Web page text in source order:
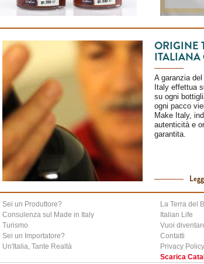
ORIGINE
ITALIANA
A garanzia
Italy effettua
su ogni
ogni pacco
Make Italy,
autenticità e
garantita.
Sei un Produttore?
Consulenza sul Made in Italy
Turismo
Sei un Importatore?
Un'Italia, Tante Realtà
La Terra del
Italian Life
Vuoi
Contatti
Privacy Policy
Scarica